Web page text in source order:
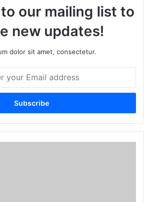
our mailing list to
new updates!
dolor sit amet, consectetur.